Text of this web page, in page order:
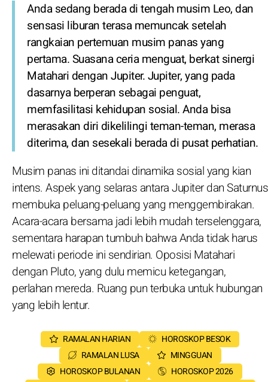
Anda sedang berada di tengah musim Leo, dan
sensasi liburan terasa memuncak setelah
rangkaian pertemuan musim panas yang
pertama. Suasana ceria menguat, berkat sinergi
Matahari dengan Jupiter. Jupiter, yang pada
dasarnya berperan sebagai penguat,
memfasilitasi kehidupan sosial. Anda bisa
merasakan diri dikelilingi teman-teman, merasa
diterima, dan sesekali berada di pusat perhatian.
Musim panas ini ditandai dinamika sosial yang kian
intens. Aspek yang selaras antara Jupiter dan Saturnus
membuka peluang-peluang yang menggembirakan.
Acara-acara bersama jadi lebih mudah terselenggara,
sementara harapan tumbuh bahwa Anda tidak harus
melewati periode ini sendirian. Oposisi Matahari
dengan Pluto, yang dulu memicu ketegangan,
perlahan mereda. Ruang pun terbuka untuk hubungan
yang lebih lentur.
RAMALAN HARIAN
HOROSKOP BESOK
RAMALAN LUSA
MINGGUAN
HOROSKOP BULANAN
HOROSKOP 2026